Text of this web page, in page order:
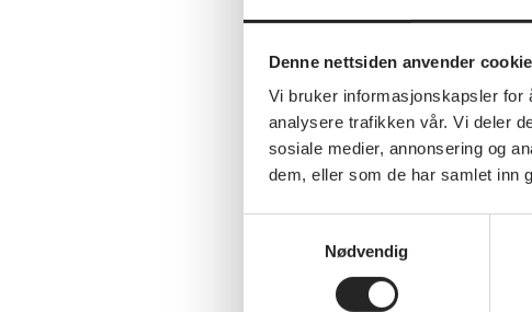
Denne nettsiden anvender
Vi bruker informasjonskapsler for
analysere trafikken vår. Vi deler
sosiale medier, annonsering og
dem, eller som de har samlet inn
Nødvendig
Se alle nyheter